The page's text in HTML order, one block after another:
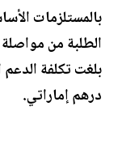
بالمستلزمات
الطلبة من
درهم إماراتي.